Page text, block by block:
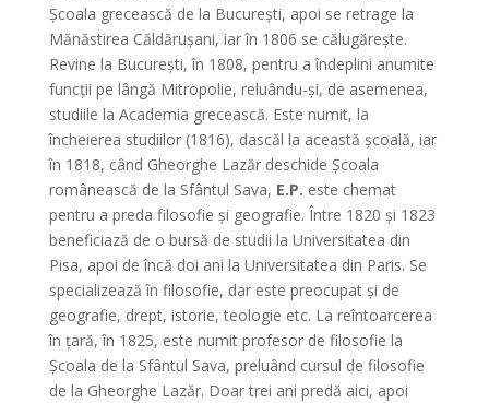
Şcoala grecească de la Bucureşti, apoi se retrage la
Mănăstirea Căldăruşani, iar în 1806 se călugăreşte.
Revine la Bucureşti, în 1808, pentru a îndeplini anumite
funcţii pe lângă Mitropolie, reluându-şi, de asemenea,
studiile la Academia grecească. Este numit, la
încheierea studiilor (1816), dascăl la această şcoală, iar
în 1818, când Gheorghe Lazăr deschide Şcoala
românească de la Sfântul Sava, E.P. este chemat
pentru a preda filosofie şi geografie. Între 1820 şi 1823
beneficiază de o bursă de studii la Universitatea din
Pisa, apoi de încă doi ani la Universitatea din Paris. Se
specializează în filosofie, dar este preocupat şi de
geografie, drept, istorie, teologie etc. La reîntoarcerea
în ţară, în 1825, este numit profesor de filosofie la
Şcoala de la Sfântul Sava, preluând cursul de filosofie
de la Gheorghe Lazăr. Doar trei ani predă aici, apoi